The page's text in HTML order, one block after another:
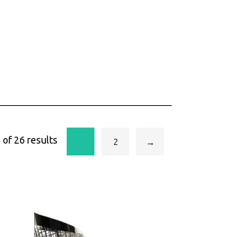
of 26 results 2 →